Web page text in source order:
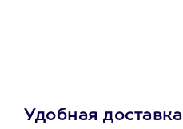
Удобная доставка